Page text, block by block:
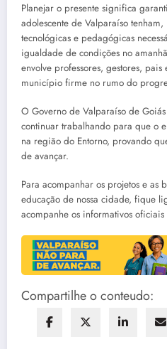
Planejar o presente significa
adolescente de Valparaíso tenham,
tecnológicas e pedagógicas
igualdade de condições no
envolve professores, gestores,
município firme no rumo do
O Governo de Valparaíso de
continuar trabalhando para que o
na região do Entorno, provando
de avançar.
Para acompanhar os projetos e as
educação de nossa cidade, fique
acompanhe os informativos
Compartilhe o conteudo: